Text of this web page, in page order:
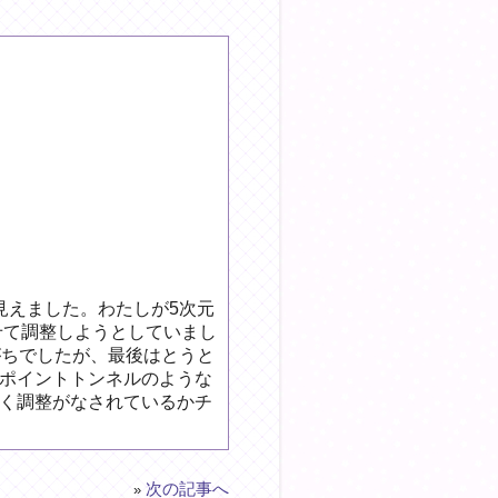
えました。わたしが5次元
調整しようとしていまし
でしたが、最後はとうと
イントトンネルのような
調整がなされているかチ
» 次の記事へ